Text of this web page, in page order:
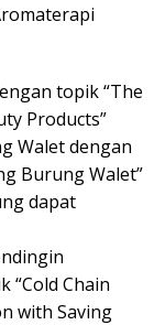
topik “The
Products”
Walet dengan
Burung Walet”
dapat
“Cold Chain
with Saving